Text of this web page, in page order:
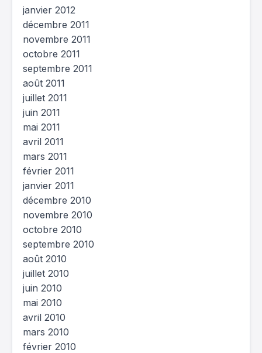
janvier 2012
décembre 2011
novembre 2011
octobre 2011
septembre 2011
août 2011
juillet 2011
juin 2011
mai 2011
avril 2011
mars 2011
février 2011
janvier 2011
décembre 2010
novembre 2010
octobre 2010
septembre 2010
août 2010
juillet 2010
juin 2010
mai 2010
avril 2010
mars 2010
février 2010